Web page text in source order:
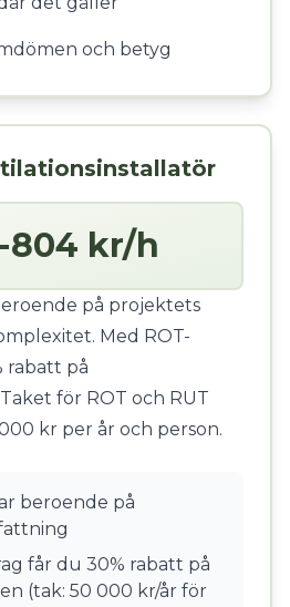
och betyg
804 kr/h
på projektets
Med ROT-
rabatt på
för ROT och RUT
kr per år och person.
beroende på
får du 30% rabatt på
(tak: 50 000 kr/år för